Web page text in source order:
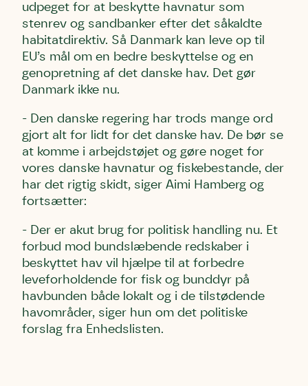
udpeget for at beskytte havnatur som
stenrev og sandbanker efter det såkaldte
habitatdirektiv. Så Danmark kan leve op til
EU’s mål om en bedre beskyttelse og en
genopretning af det danske hav. Det gør
Danmark ikke nu.
- Den danske regering har trods mange ord
gjort alt for lidt for det danske hav. De bør se
at komme i arbejdstøjet og gøre noget for
vores danske havnatur og fiskebestande, der
har det rigtig skidt, siger Aimi Hamberg og
fortsætter:
- Der er akut brug for politisk handling nu. Et
forbud mod bundslæbende redskaber i
beskyttet hav vil hjælpe til at forbedre
leveforholdende for fisk og bunddyr på
havbunden både lokalt og i de tilstødende
havområder, siger hun om det politiske
forslag fra Enhedslisten.